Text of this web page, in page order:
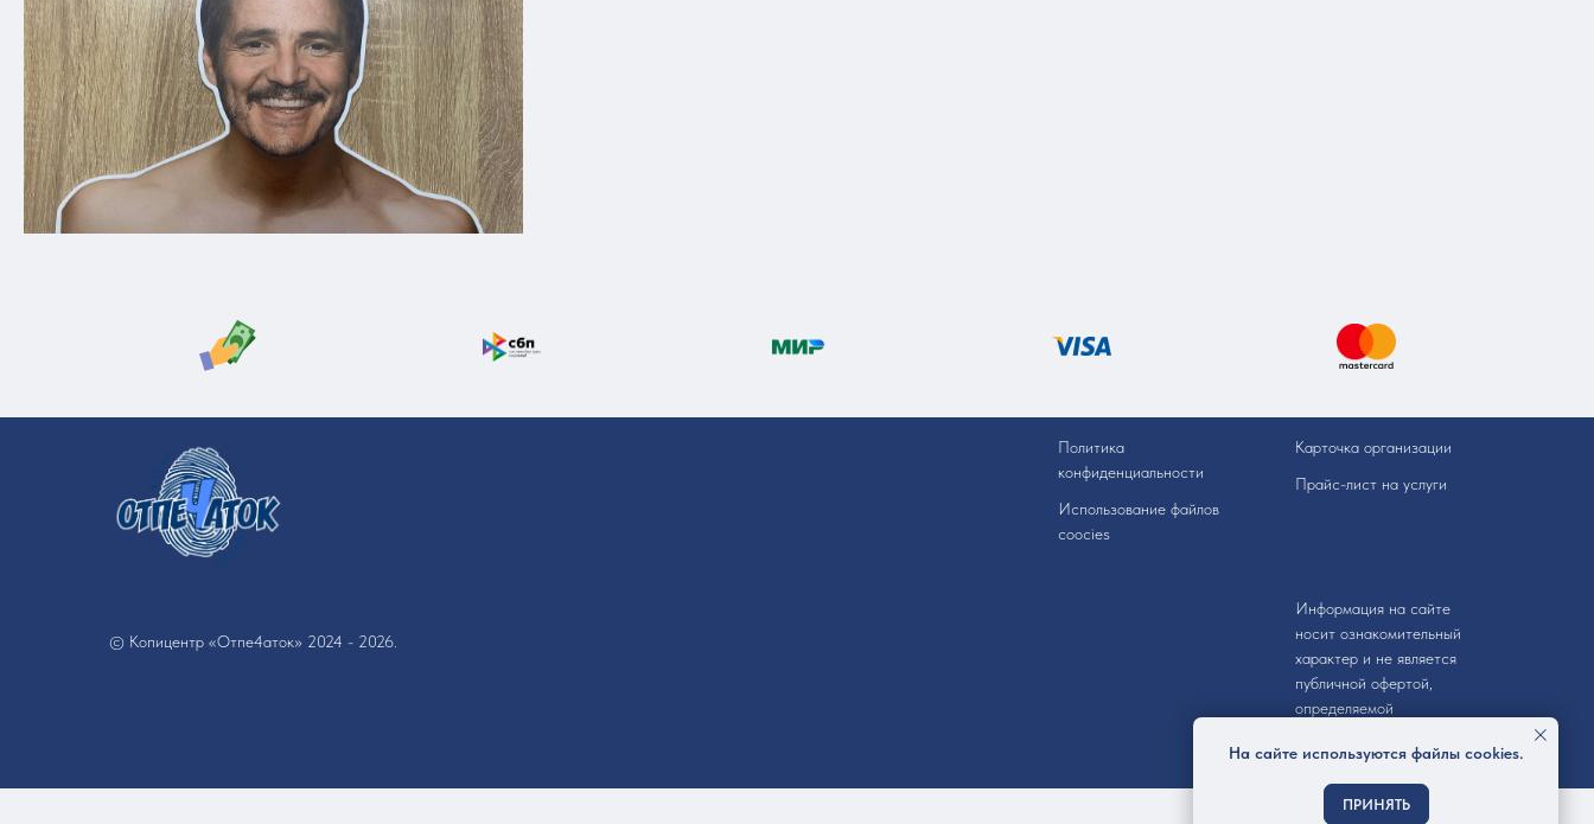
© Копицентр «Отпе4аток» 2024 - 2026.
Политика
конфиденциальности
Использование файлов
coocies
Карточка организации
Прайс-лист на услуги
Информация на сайте
носит ознакомительный
характер и не является
публичной офертой,
определяемой
РФ.
На сайте используются файлы cookies.
ПРИНЯТЬ